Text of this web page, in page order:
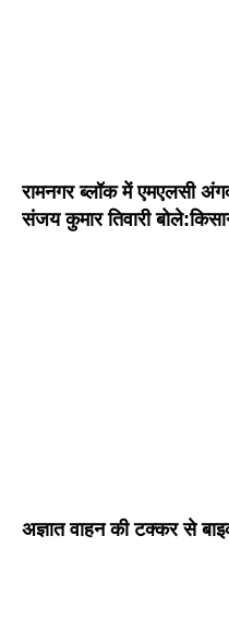
रामनगर ब्लॉक में एमएलसी
संजय कुमार तिवारी
अज्ञात वाहन की टक्कर से